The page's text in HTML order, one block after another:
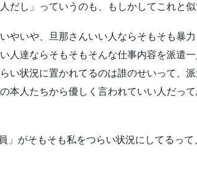
だし」っていうのも、もしかしてこれと似
やいや、旦那さんいい人ならそもそも暴
人達ならそもそもそんな仕事内容を派遣
い状況に置かれてるのは誰のせいって、
本人たちから優しく言われていい人だっ
」がそもそも私をつらい状況にしてるっ